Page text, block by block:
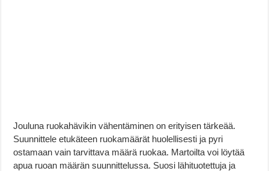
Jouluna ruokahävikin vähentäminen on erityisen tärkeää.
Suunnittele etukäteen ruokamäärät huolellisesti ja pyri
ostamaan vain tarvittava määrä ruokaa. Martoilta voi löytää
apua ruoan määrän suunnittelussa. Suosi lähituotettuja ja